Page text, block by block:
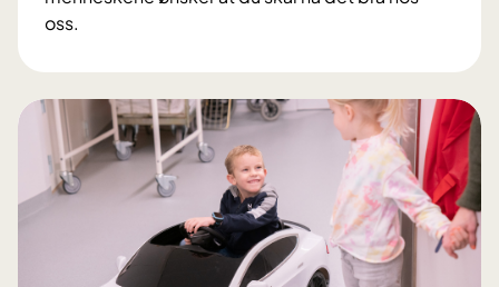
oss.
e
n
d
u